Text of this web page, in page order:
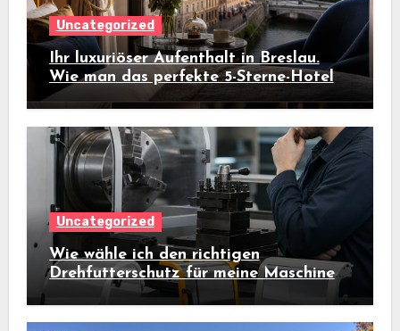
Uncategorized
Ihr luxuriöser Aufenthalt in Breslau.
Wie man das perfekte 5-Sterne-Hotel
auswählt
Uncategorized
Wie wähle ich den richtigen
Drehfutterschutz für meine Maschine